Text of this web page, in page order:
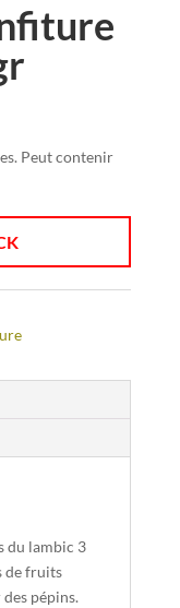
Peut contenir
du lambic 3
de fruits
pépins.